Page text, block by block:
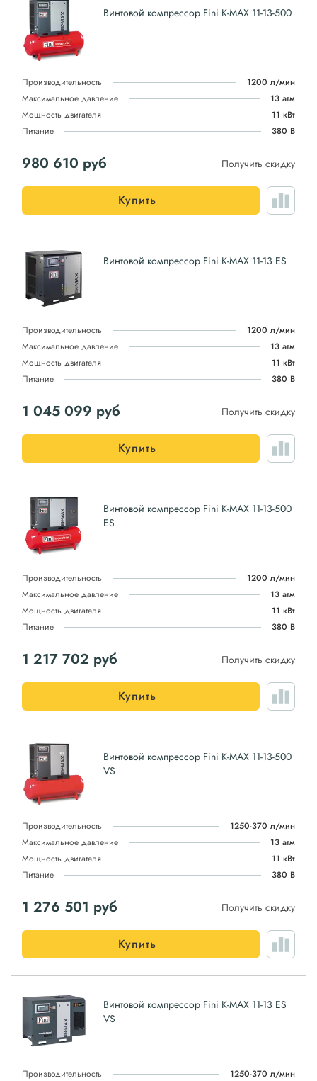
Винтовой компрессор Fini K-MAX 11-13-500
Производительность
1200 л/мин
Максимальное давление
13 атм
Мощность двигателя
11 кВт
Питание
380 В
980 610 руб Получить скидку
Купить
Винтовой компрессор Fini K-MAX 11-13 ES
Производительность
1200 л/мин
Максимальное давление
13 атм
Мощность двигателя
11 кВт
Питание
380 В
1 045 099 руб Получить скидку
Купить
Винтовой компрессор Fini K-MAX 11-13-500
ES
Производительность
1200 л/мин
Максимальное давление
13 атм
Мощность двигателя
11 кВт
Питание
380 В
1 217 702 руб Получить скидку
Купить
Винтовой компрессор Fini K-MAX 11-13-500
VS
Производительность
1250-370 л/мин
Максимальное давление
13 атм
Мощность двигателя
11 кВт
Питание
380 В
1 276 501 руб Получить скидку
Купить
Винтовой компрессор Fini K-MAX 11-13 ES
VS
Производительность
1250-370 л/мин